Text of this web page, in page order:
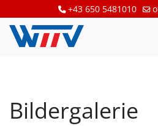
+43 650 5481010
Bildergalerie